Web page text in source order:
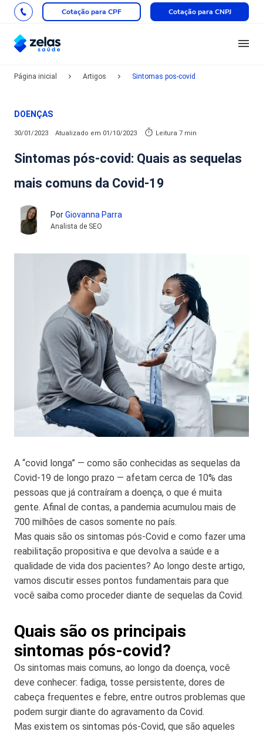
Cotação para CPF Cotação para CNPJ
Página inicial Artigos Sintomas pos-covid
DOENÇAS
30/01/2023 Atualizado em 01/10/2023 Leitura 7 min
Sintomas pós-covid: Quais as sequelas
mais comuns da Covid-19
PorGiovanna Parra
Analista de SEO
A “covid longa” — como são conhecidas as sequelas da
Covid-19 de longo prazo — afetam cerca de 10% das
pessoas que já contraíram a doença, o que é muita
gente. Afinal de contas, a pandemia acumulou mais de
700 milhões de casos somente no país.
Mas quais são os sintomas pós-Covid e como fazer uma
reabilitação propositiva e que devolva a saúde e a
qualidade de vida dos pacientes? Ao longo deste artigo,
vamos discutir esses pontos fundamentais para que
você saiba como proceder diante de sequelas da Covid.
Quais são os principais
sintomas pós-covid?
Os sintomas mais comuns, ao longo da doença, você
deve conhecer: fadiga, tosse persistente, dores de
cabeça frequentes e febre, entre outros problemas que
podem surgir diante do agravamento da Covid.
Mas existem os sintomas pós-Covid, que são aqueles